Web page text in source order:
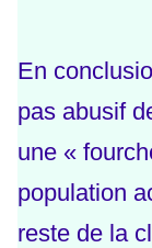
En
pas abusif
une «
population
reste de la